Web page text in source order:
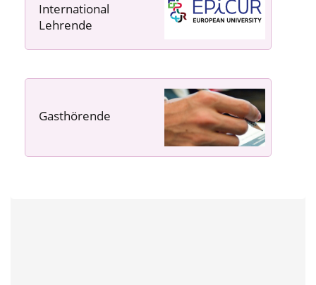
International
Lehrende
Gasthörende